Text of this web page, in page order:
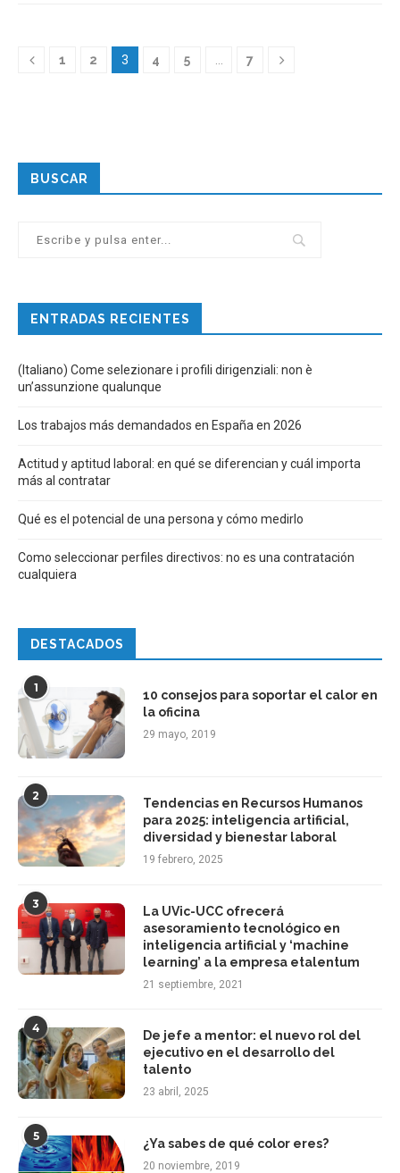
1 2 3 4 5 7
BUSCAR
ENTRADAS RECIENTES
(Italiano) Come selezionare i profili dirigenziali: non è
un’assunzione qualunque
Los trabajos más demandados en España en 2026
Actitud y aptitud laboral: en qué se diferencian y cuál importa
más al contratar
Qué es el potencial de una persona y cómo medirlo
Como seleccionar perfiles directivos: no es una contratación
cualquiera
DESTACADOS
1
10 consejos para soportar el calor en
la oficina
29 mayo, 2019
2
Tendencias en Recursos Humanos
para 2025: inteligencia artificial,
diversidad y bienestar laboral
19 febrero, 2025
3
La UVic-UCC ofrecerá
asesoramiento tecnológico en
inteligencia artificial y ‘machine
learning’ a la empresa etalentum
21 septiembre, 2021
4
De jefe a mentor: el nuevo rol del
ejecutivo en el desarrollo del
talento
23 abril, 2025
5
¿Ya sabes de qué color eres?
20 noviembre, 2019